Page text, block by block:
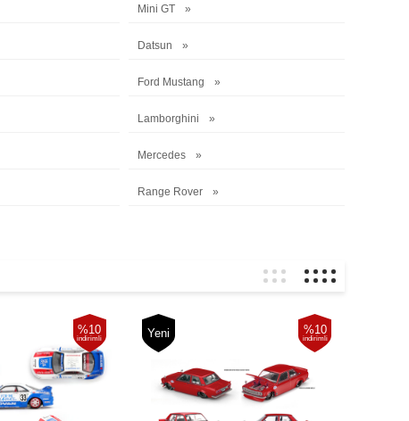
Mini GT
Datsun
Ford Mustang
Lamborghini
Mercedes
Range Rover
%10
indirimli
%10
indirimli
Yeni